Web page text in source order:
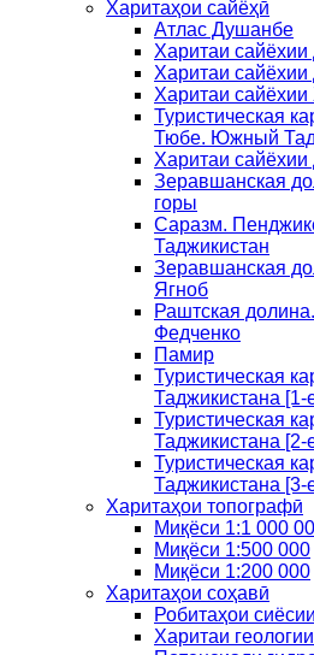
Харитаҳои сайёҳӣ
Атлас Душанбе
Харитаи
Харитаи
Харитаи сайёхии
Туристическая
Тюбе. Южный
Харитаи
Зеравшанская
горы
Саразм.
Таджикистан
Зеравшанская
Ягноб
Раштская
Федченко
Памир
Туристическая
Таджикистана [1-
Туристическая
Таджикистана [2-
Туристическая
Таджикистана [3-
Харитаҳои топографӣ
Миқёси 1:1 000
Миқёси 1:500 000
Миқёси 1:200 000
Харитаҳои соҳавӣ
Робитаҳои
Харитаи